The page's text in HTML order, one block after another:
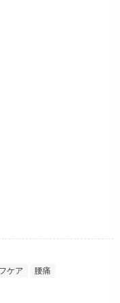
ケア 腰痛